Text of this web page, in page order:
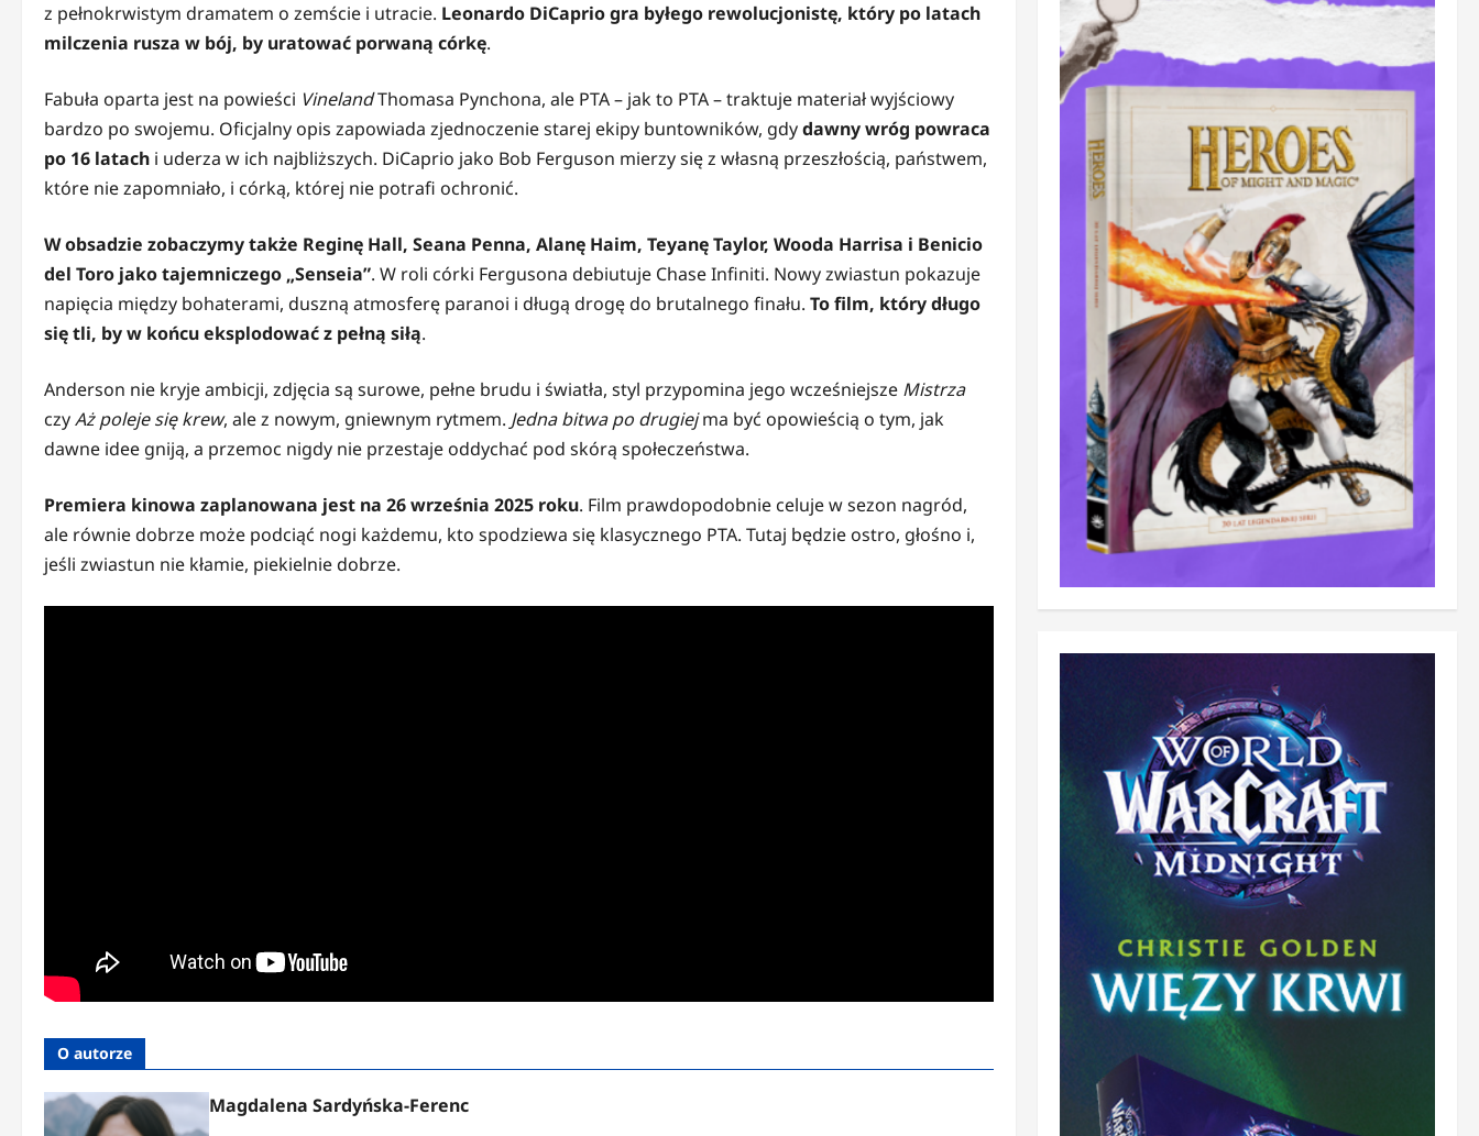
z pełnokrwistym dramatem o zemście i utracie. Leonardo DiCaprio gra byłego rewolucjonistę, który po latach
milczenia rusza w bój, by uratować porwaną córkę.
Fabuła oparta jest na powieści VinelandThomasa Pynchona, ale PTA – jak to PTA – traktuje materiał wyjściowy
bardzo po swojemu. Oficjalny opis zapowiada zjednoczenie starej ekipy buntowników, gdydawny wróg powraca
po 16 latach i uderza w ich najbliższych. DiCaprio jako Bob Ferguson mierzy się z własną przeszłością, państwem,
które nie zapomniało, i córką, której nie potrafi ochronić.
W obsadzie zobaczymy także Reginę Hall, Seana Penna, Alanę Haim, Teyanę Taylor, Wooda Harrisa i Benicio
del Toro jako tajemniczego „Senseia”. W roli córki Fergusona debiutuje Chase Infiniti. Nowy zwiastun pokazuje
napięcia między bohaterami, duszną atmosferę paranoi i długą drogę do brutalnego finału. To film, który długo
się tli, by w końcu eksplodować z pełną siłą.
Anderson nie kryje ambicji, zdjęcia są surowe, pełne brudu i światła, styl przypomina jego wcześniejsze Mistrza
czyAż poleje się krew, ale z nowym, gniewnym rytmem. Jedna bitwa po drugiejma być opowieścią o tym, jak
dawne idee gniją, a przemoc nigdy nie przestaje oddychać pod skórą społeczeństwa.
Premiera kinowa zaplanowana jest na 26 września 2025 roku. Film prawdopodobnie celuje w sezon nagród,
ale równie dobrze może podciąć nogi każdemu, kto spodziewa się klasycznego PTA. Tutaj będzie ostro, głośno i,
jeśli zwiastun nie kłamie, piekielnie dobrze.
O autorze
Magdalena Sardyńska-Ferenc